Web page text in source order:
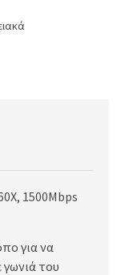
1500Mbps
για να
του